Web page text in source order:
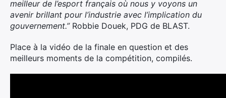
meilleur de l’esport français où nous y voyons un
avenir brillant pour l’industrie avec l’implication du
gouvernement.” Robbie Douek, PDG de BLAST.
Place à la vidéo de la finale en question et des
meilleurs moments de la compétition, compilés.